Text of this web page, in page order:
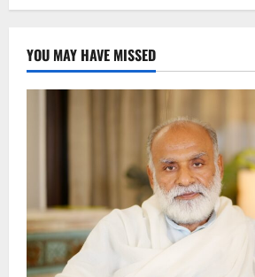
YOU MAY HAVE MISSED